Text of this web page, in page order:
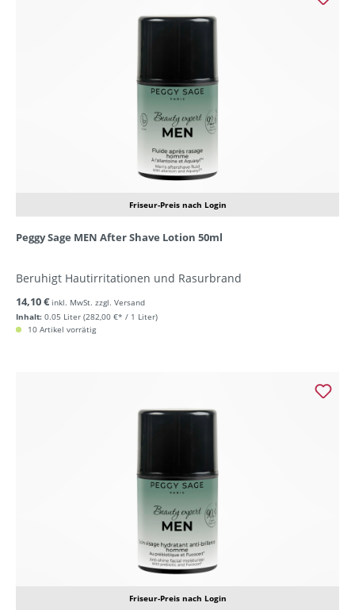
Friseur-Preis nach Login
Peggy Sage MEN After Shave Lotion 50ml
Beruhigt Hautirritationen und Rasurbrand
Inhalt: 0.05 Liter (282,00 €* / 1 Liter)
14,10 € inkl. MwSt. zzgl. Versand
10 Artikel vorrätig
Friseur-Preis nach Login